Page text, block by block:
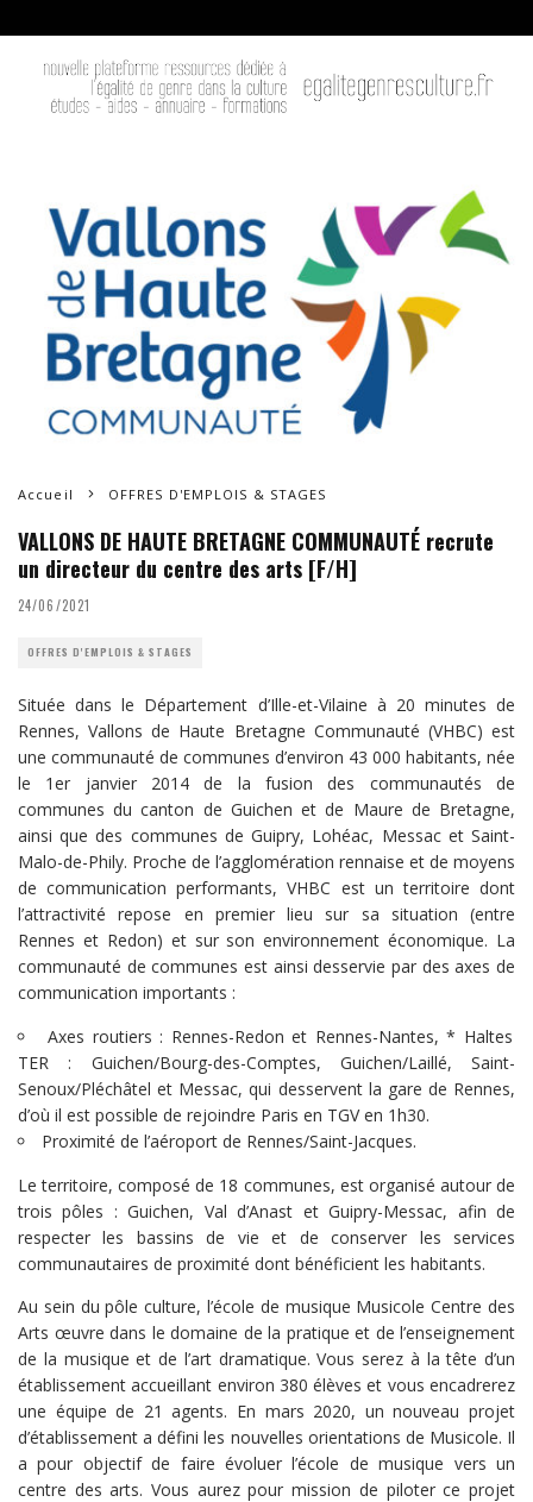
Accueil OFFRES D'EMPLOIS & STAGES
VALLONS DE HAUTE BRETAGNE COMMUNAUTÉ recrute
un directeur du centre des arts [F/H]
24/06/2021
OFFRES D'EMPLOIS & STAGES
Située dans le Département d’Ille-et-Vilaine à 20 minutes de
Rennes, Vallons de Haute Bretagne Communauté (VHBC) est
une communauté de communes d’environ 43 000 habitants, née
le 1er janvier 2014 de la fusion des communautés de
communes du canton de Guichen et de Maure de Bretagne,
ainsi que des communes de Guipry, Lohéac, Messac et Saint-
Malo-de-Phily. Proche de l’agglomération rennaise et de moyens
de communication performants, VHBC est un territoire dont
l’attractivité repose en premier lieu sur sa situation (entre
Rennes et Redon) et sur son environnement économique. La
communauté de communes est ainsi desservie par des axes de
communication importants :
Axes routiers : Rennes-Redon et Rennes-Nantes, * Haltes
TER : Guichen/Bourg-des-Comptes, Guichen/Laillé, Saint-
Senoux/Pléchâtel et Messac, qui desservent la gare de Rennes,
d’où il est possible de rejoindre Paris en TGV en 1h30.
Proximité de l’aéroport de Rennes/Saint-Jacques.
Le territoire, composé de 18 communes, est organisé autour de
trois pôles : Guichen, Val d’Anast et Guipry-Messac, afin de
respecter les bassins de vie et de conserver les services
communautaires de proximité dont bénéficient les habitants.
Au sein du pôle culture, l’école de musique Musicole Centre des
Arts œuvre dans le domaine de la pratique et de l’enseignement
de la musique et de l’art dramatique. Vous serez à la tête d’un
établissement accueillant environ 380 élèves et vous encadrerez
une équipe de 21 agents. En mars 2020, un nouveau projet
d’établissement a défini les nouvelles orientations de Musicole. Il
a pour objectif de faire évoluer l’école de musique vers un
centre des arts. Vous aurez pour mission de piloter ce projet